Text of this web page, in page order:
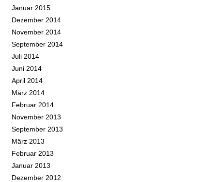
Januar 2015
Dezember 2014
November 2014
September 2014
Juli 2014
Juni 2014
April 2014
März 2014
Februar 2014
November 2013
September 2013
März 2013
Februar 2013
Januar 2013
Dezember 2012